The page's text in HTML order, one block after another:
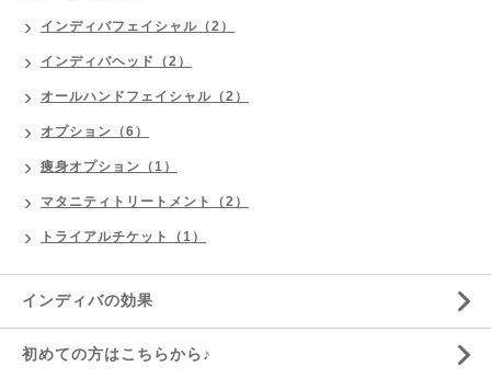
インディバフェイシャル（2）
インディバヘッド（2）
オールハンドフェイシャル（2）
オプション（6）
痩身オプション（1）
マタニティトリートメント（2）
トライアルチケット（1）
インディバの効果
初めての方はこちらから♪